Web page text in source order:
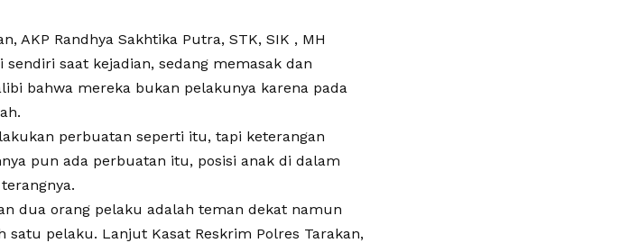
AKP Randhya Sakhtika Putra, STK, SIK , MH
saat kejadian, sedang memasak dan
bahwa mereka bukan pelakunya karena pada
perbuatan seperti itu, tapi keterangan
pun ada perbuatan itu, posisi anak di dalam
dua orang pelaku adalah teman dekat namun
pelaku. Lanjut Kasat Reskrim Polres Tarakan,